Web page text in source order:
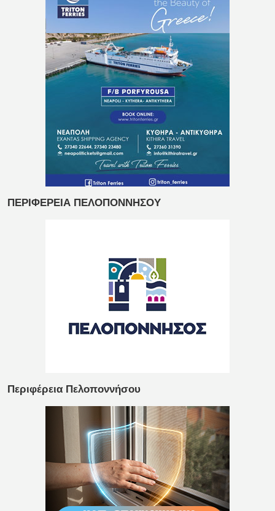
ΠΕΡΙΦΕΡΕΙΑ ΠΕΛΟΠΟΝΝΗΣΟΥ
Περιφέρεια Πελοποννήσου